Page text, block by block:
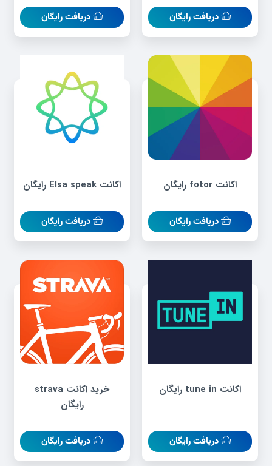
دریافت رایگان دریافت رایگان
اکانت fotor رایگان
دریافت رایگان
اکانت Elsa speak رایگان
دریافت رایگان
اکانت tune in رایگان
دریافت رایگان
خرید اکانت strava
رایگان
دریافت رایگان